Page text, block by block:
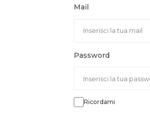
Mail
Password
Ricordami